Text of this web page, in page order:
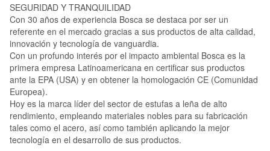
SEGURIDAD Y TRANQUILIDAD
Con 30 años de experiencia Bosca se destaca por ser un
referente en el mercado gracias a sus productos de alta calidad,
innovación y tecnología de vanguardia.
Con un profundo interés por el impacto ambiental Bosca es la
primera empresa Latinoamericana en certificar sus productos
ante la EPA (USA) y en obtener la homologación CE (Comunidad
Europea).
Hoy es la marca líder del sector de estufas a leña de alto
rendimiento, empleando materiales nobles para su fabricación
tales como el acero, así como también aplicando la mejor
tecnología en el desarrollo de sus productos.